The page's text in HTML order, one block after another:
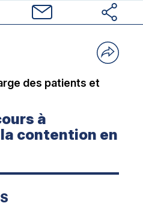
Nous contacter Réseaux
des patients et
à
contention en